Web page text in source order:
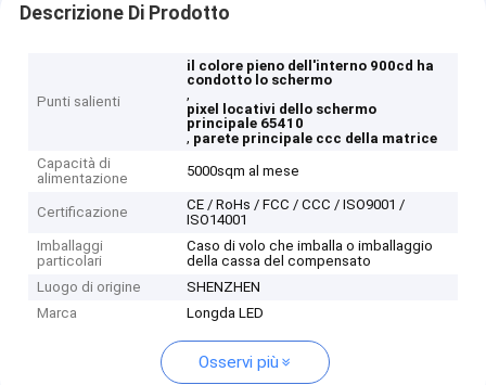
Descrizione Di Prodotto
Punti salienti
il colore pieno dell'interno 900cd ha
condotto lo schermo
,
pixel locativi dello schermo
principale 65410
, parete principale ccc della matrice
Capacità di
alimentazione
5000sqm al mese
Certificazione
CE / RoHs / FCC / CCC / ISO9001 /
ISO14001
Imballaggi
particolari
Caso di volo che imballa o imballaggio
della cassa del compensato
Luogo di origine
SHENZHEN
Marca
Longda LED
Osservi più